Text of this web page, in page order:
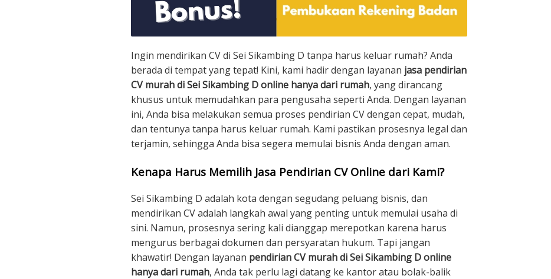
Ingin mendirikan CV di Sei Sikambing D tanpa harus keluar rumah? Anda
berada di tempat yang tepat! Kini, kami hadir dengan layanan jasa pendirian
CV murah di Sei Sikambing D online hanya dari rumah, yang dirancang
khusus untuk memudahkan para pengusaha seperti Anda. Dengan layanan
ini, Anda bisa melakukan semua proses pendirian CV dengan cepat, mudah,
dan tentunya tanpa harus keluar rumah. Kami pastikan prosesnya legal dan
terjamin, sehingga Anda bisa segera memulai bisnis Anda dengan aman.
Kenapa Harus Memilih Jasa Pendirian CV Online dari Kami?
Sei Sikambing D adalah kota dengan segudang peluang bisnis, dan
mendirikan CV adalah langkah awal yang penting untuk memulai usaha di
sini. Namun, prosesnya sering kali dianggap merepotkan karena harus
mengurus berbagai dokumen dan persyaratan hukum. Tapi jangan
khawatir! Dengan layanan pendirian CV murah di Sei Sikambing D online
hanya dari rumah, Anda tak perlu lagi datang ke kantor atau bolak-balik